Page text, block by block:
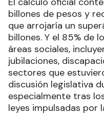
billones de pesos y
que arrojaría un
billones. Y el 85% de
áreas sociales,
jubilaciones,
sectores que
discusión legislativa
especialmente tras
leyes impulsadas por